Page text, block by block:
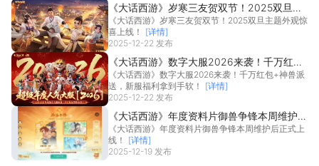
《大话西游》岁寒三友贺双节！2025双旦主
题外观惊喜上线！
《大话西游》岁寒三友贺双节！2025双旦主题外观惊
喜上线！
[详情]
2025-12-22 发布
《大话西游》数字大服2026来袭！千万红包
+神兽派送，新服福利拿到手软！
《大话西游》数字大服2026来袭！千万红包+神兽派
送，新服福利拿到手软！
[详情]
2025-12-22 发布
《大话西游》年度资料片御兽争锋本周维护后
正式上线！
《大话西游》年度资料片御兽争锋本周维护后正式上
线！
[详情]
2025-12-19 发布